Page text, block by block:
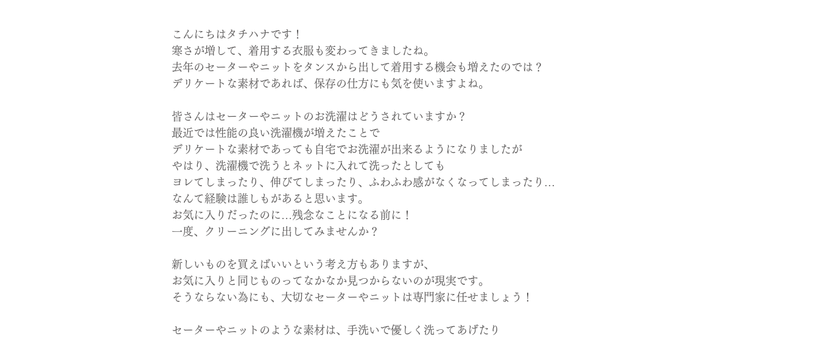
こんにちはタチハナです！
寒さが増して、着用する衣服も変わってきましたね。
去年のセーターやニットをタンスから出して着用する機会も増えたのでは？
デリケートな素材であれば、保存の仕方にも気を使いますよね。
皆さんはセーターやニットのお洗濯はどうされていますか？
最近では性能の良い洗濯機が増えたことで
デリケートな素材であっても自宅でお洗濯が出来るようになりましたが
やはり、洗濯機で洗うとネットに入れて洗ったとしても
ヨレてしまったり、伸びてしまったり、ふわふわ感がなくなってしまったり…
なんて経験は誰しもがあると思います。
お気に入りだったのに…残念なことになる前に！
一度、クリーニングに出してみませんか？
新しいものを買えばいいという考え方もありますが、
お気に入りと同じものってなかなか見つからないのが現実です。
そうならない為にも、大切なセーターやニットは専門家に任せましょう！
セーターやニットのような素材は、手洗いで優しく洗ってあげたり